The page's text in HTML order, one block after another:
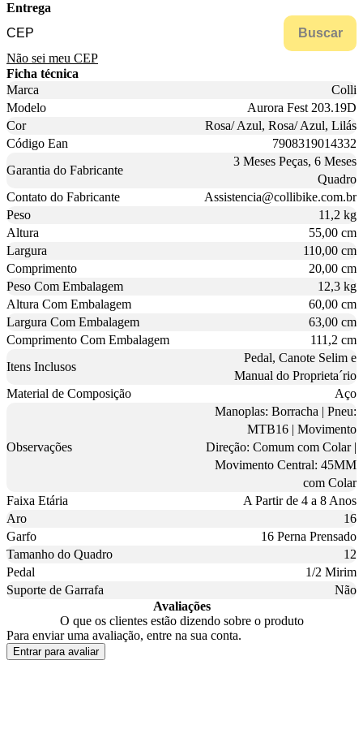
Entrega
Buscar
Não sei meu CEP
Ficha técnica
Marca
Colli
Modelo
Aurora Fest 203.19D
Cor
Rosa/ Azul, Rosa/ Azul, Lilás
Código Ean
7908319014332
Garantia do Fabricante
3 Meses Peças, 6 Meses
Quadro
Contato do Fabricante
Assistencia@collibike.com.br
Peso
11,2 kg
Altura
55,00 cm
Largura
110,00 cm
Comprimento
20,00 cm
Peso Com Embalagem
12,3 kg
Altura Com Embalagem
60,00 cm
Largura Com Embalagem
63,00 cm
Comprimento Com Embalagem
111,2 cm
Itens Inclusos
Pedal, Canote Selim e
Manual do Proprieta´rio
Material de Composição
Aço
Observações
Manoplas: Borracha | Pneu:
MTB16 | Movimento
Direção: Comum com Colar |
Movimento Central: 45MM
com Colar
Faixa Etária
A Partir de 4 a 8 Anos
Aro
16
Garfo
16 Perna Prensado
Tamanho do Quadro
12
Pedal
1/2 Mirim
Suporte de Garrafa
Não
Avaliações
O que os clientes estão dizendo sobre o produto
Para enviar uma avaliação, entre na sua conta.
Entrar para avaliar